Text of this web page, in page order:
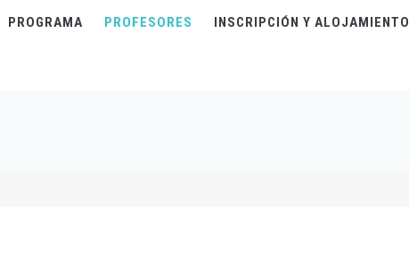
PROGRAMA PROFESORES INSCRIPCIÓN Y ALOJAMIENTO